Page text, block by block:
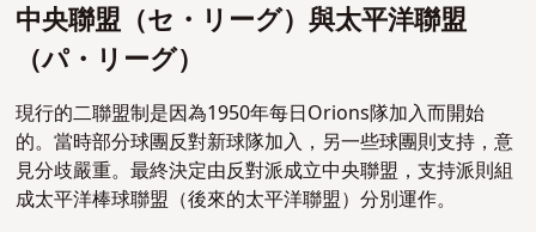
中央聯盟（セ・リーグ）與太平洋聯盟
（パ・リーグ）
現行的二聯盟制是因為1950年每日Orions隊加入而開始
的。當時部分球團反對新球隊加入，另一些球團則支持，意
見分歧嚴重。最終決定由反對派成立中央聯盟，支持派則組
成太平洋棒球聯盟（後來的太平洋聯盟）分別運作。